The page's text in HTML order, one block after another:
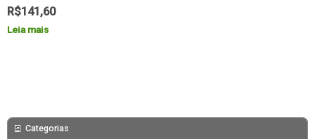
R$141,60
Leia mais
Categorias